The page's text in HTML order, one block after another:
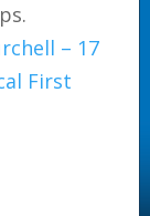
– 17
First